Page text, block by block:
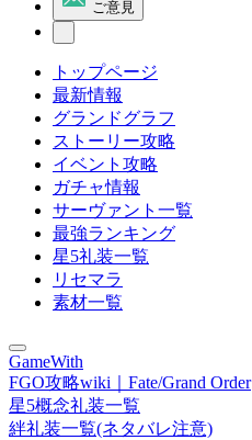
ご意見
トップページ
最新情報
グランドグラフ
ストーリー攻略
イベント攻略
ガチャ情報
サーヴァント一覧
最強ランキング
星5礼装一覧
リセマラ
素材一覧
GameWith
FGO攻略wiki｜Fate/Grand Order
星5概念礼装一覧
絆礼装一覧(ネタバレ注意)